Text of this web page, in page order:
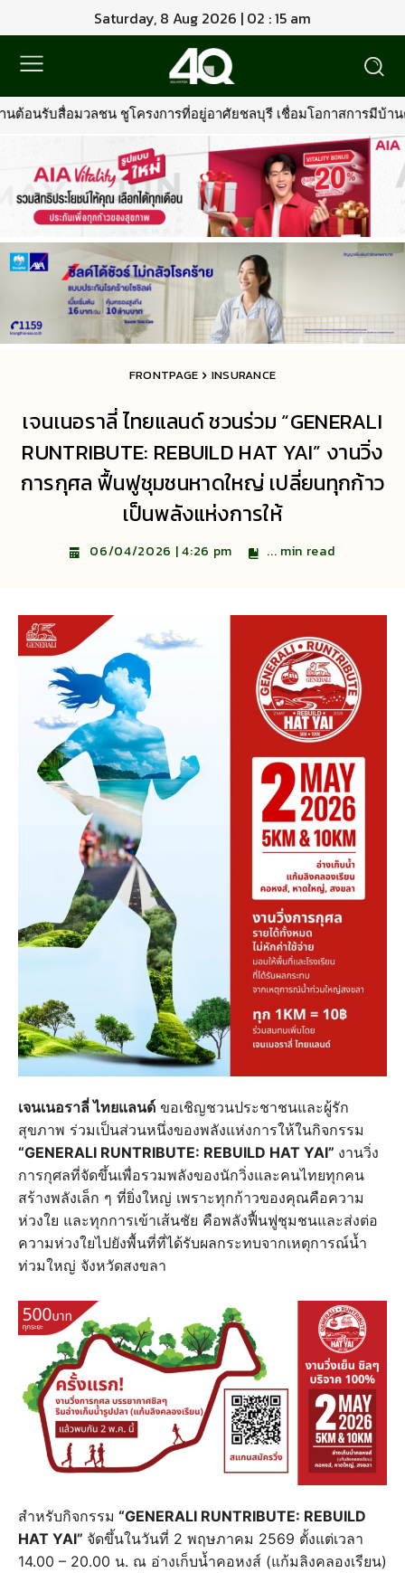
Saturday, 8 Aug 2026 | 02 : 15 am
ยู่อาศัยชลบุรี เชื่อมโอกาสการมีบ้านคุณภาพ รองรับการเติบโตพื้นที่
FRONTPAGE INSURANCE
เจนเนอราลี่ ไทยแลนด์ ชวนร่วม “GENERALI
RUNTRIBUTE: REBUILD HAT YAI” งานวิ่ง
การกุศล ฟื้นฟูชุมชนหาดใหญ่ เปลี่ยนทุกก้าว
เป็นพลังแห่งการให้
06/04/2026 | 4:26 pm ... min read
เจนเนอราลี่ ไทยแลนด์ ขอเชิญชวนประชาชนและผู้รัก
สุขภาพ ร่วมเป็นส่วนหนึ่งของพลังแห่งการให้ในกิจกรรม
“GENERALI RUNTRIBUTE: REBUILD HAT YAI” งานวิ่ง
การกุศลที่จัดขึ้นเพื่อรวมพลังของนักวิ่งและคนไทยทุกคน
สร้างพลังเล็ก ๆ ที่ยิ่งใหญ่ เพราะทุกก้าวของคุณคือความ
ห่วงใย และทุกการเข้าเส้นชัย คือพลังฟื้นฟูชุมชนและส่งต่อ
ความห่วงใยไปยังพื้นที่ที่ได้รับผลกระทบจากเหตุการณ์น้ำ
ท่วมใหญ่ จังหวัดสงขลา
สำหรับกิจกรรม “GENERALI RUNTRIBUTE: REBUILD
HAT YAI” จัดขึ้นในวันที่ 2 พฤษภาคม 2569 ตั้งแต่เวลา
14.00 – 20.00 น. ณ อ่างเก็บน้ำคอหงส์ (แก้มลิงคลองเรียน)